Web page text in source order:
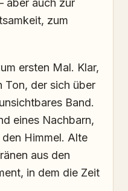
aber auch zur
zum
ersten Mal. Klar,
Ton, der sich über
Band.
eines Nachbarn,
Himmel. Alte
aus den
in dem die Zeit